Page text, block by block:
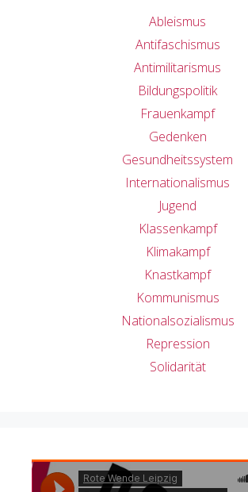
Ableismus
Antifaschismus
Antimilitarismus
Bildungspolitik
Frauenkampf
Gedenken
Gesundheitssystem
Internationalismus
Jugend
Klassenkampf
Klimakampf
Knastkampf
Kommunismus
Nationalsozialismus
Repression
Solidarität